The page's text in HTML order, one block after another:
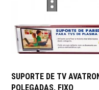
SUPORTE DE TV
POLEGADAS, FIXO